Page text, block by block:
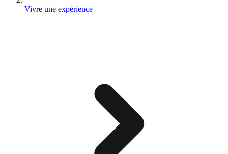
Vivre une expérience